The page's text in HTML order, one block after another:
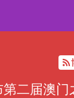
第二届澳